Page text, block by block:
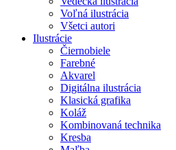
Voľná ilustrácia
Všetci autori
Ilustrácie
Čiernobiele
Farebné
Akvarel
Digitálna ilustrácia
Klasická grafika
Koláž
Kombinovaná technika
Kresba